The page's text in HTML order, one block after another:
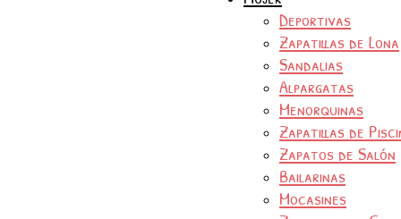
Deportivas
Zapatillas de Lona
Sandalias
Alpargatas
Menorquinas
Zapatillas de
Zapatos de Salón
Bailarinas
Mocasines